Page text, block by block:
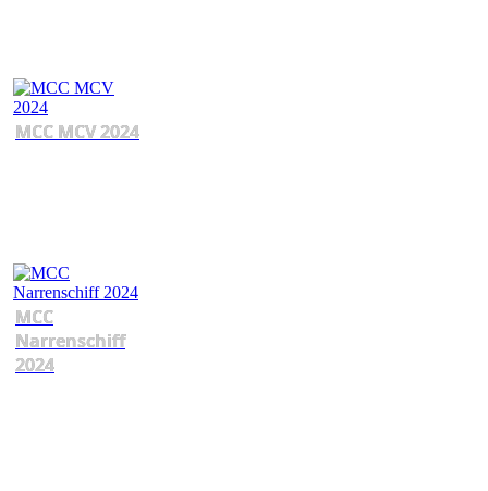
MCC MCV 2024
MCC
Narrenschiff
2024